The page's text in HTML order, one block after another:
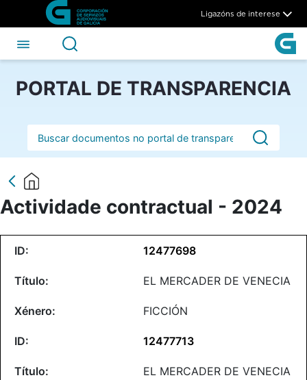
Skip to Main Content
Actividade contractual -
Ligazóns de interese
PORTAL DE TRANSPARENCIA
Barra de busca
Actividade contractual - 2024
12477698
EL MERCADER DE VENECIA
FICCIÓN
12477713
EL MERCADER DE VENECIA